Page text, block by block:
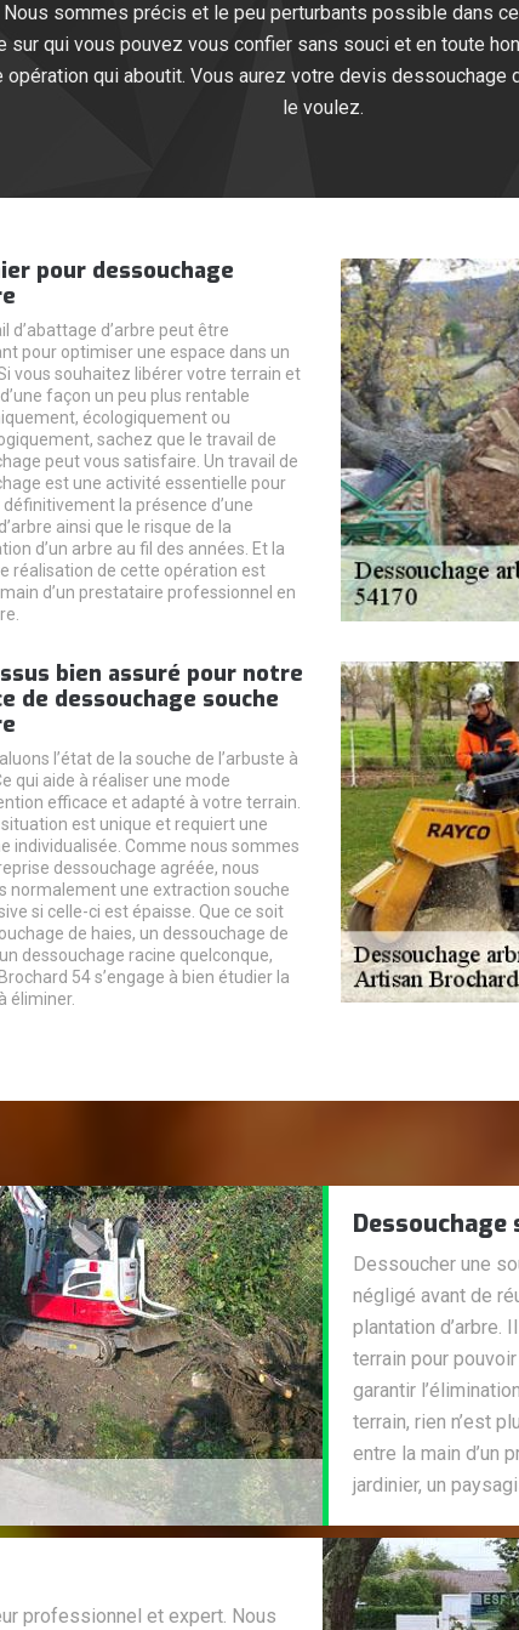
sommes précis et le peu perturbants possible dans
sur qui vous pouvez vous confier sans souci et en toute
opération qui aboutit. Vous aurez votre devis
le voulez.
pour dessouchage
d’abattage d’arbre peut être
pour optimiser une espace dans un
vous souhaitez libérer votre terrain et
d’une façon un peu plus rentable
écologiquement ou
sachez que le travail de
peut vous satisfaire. Un travail de
est une activité essentielle pour
la présence d’une
ainsi que le risque de la
d’un arbre au fil des années. Et la
réalisation de cette opération est
d’un prestataire professionnel en
bien assuré pour notre
de dessouchage souche
l’état de la souche de l’arbuste à
qui aide à réaliser une mode
efficace et adapté à votre terrain.
est unique et requiert une
individualisée. Comme nous sommes
dessouchage agréée, nous
normalement une extraction souche
si celle-ci est épaisse. Que ce soit
de haies, un dessouchage de
dessouchage racine quelconque,
54 s’engage à bien étudier la
éliminer.
Dessouchage
Dessoucher une
négligé avant de
plantation d’arbre.
terrain pour
garantir
terrain, rien n’est
entre la main d’un
jardinier, un
professionnel et expert. Nous